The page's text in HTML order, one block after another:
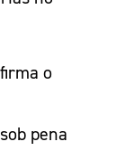
o
pena